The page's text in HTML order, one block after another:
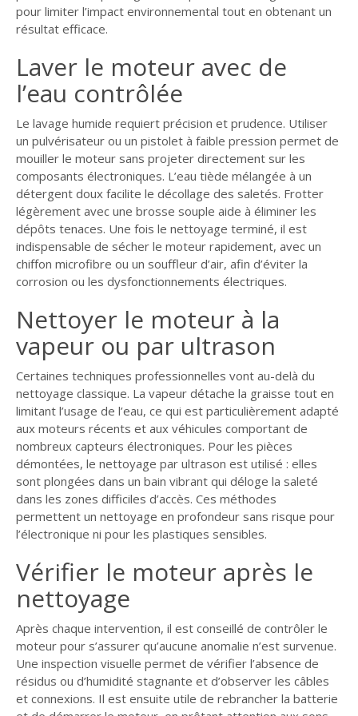
pour limiter l’impact environnemental tout en obtenant un
résultat efficace.
Laver le moteur avec de
l’eau contrôlée
Le lavage humide requiert précision et prudence. Utiliser
un pulvérisateur ou un pistolet à faible pression permet de
mouiller le moteur sans projeter directement sur les
composants électroniques. L’eau tiède mélangée à un
détergent doux facilite le décollage des saletés. Frotter
légèrement avec une brosse souple aide à éliminer les
dépôts tenaces. Une fois le nettoyage terminé, il est
indispensable de sécher le moteur rapidement, avec un
chiffon microfibre ou un souffleur d’air, afin d’éviter la
corrosion ou les dysfonctionnements électriques.
Nettoyer le moteur à la
vapeur ou par ultrason
Certaines techniques professionnelles vont au-delà du
nettoyage classique. La vapeur détache la graisse tout en
limitant l’usage de l’eau, ce qui est particulièrement adapté
aux moteurs récents et aux véhicules comportant de
nombreux capteurs électroniques. Pour les pièces
démontées, le nettoyage par ultrason est utilisé : elles
sont plongées dans un bain vibrant qui déloge la saleté
dans les zones difficiles d’accès. Ces méthodes
permettent un nettoyage en profondeur sans risque pour
l’électronique ni pour les plastiques sensibles.
Vérifier le moteur après le
nettoyage
Après chaque intervention, il est conseillé de contrôler le
moteur pour s’assurer qu’aucune anomalie n’est survenue.
Une inspection visuelle permet de vérifier l’absence de
résidus ou d’humidité stagnante et d’observer les câbles
et connexions. Il est ensuite utile de rebrancher la batterie